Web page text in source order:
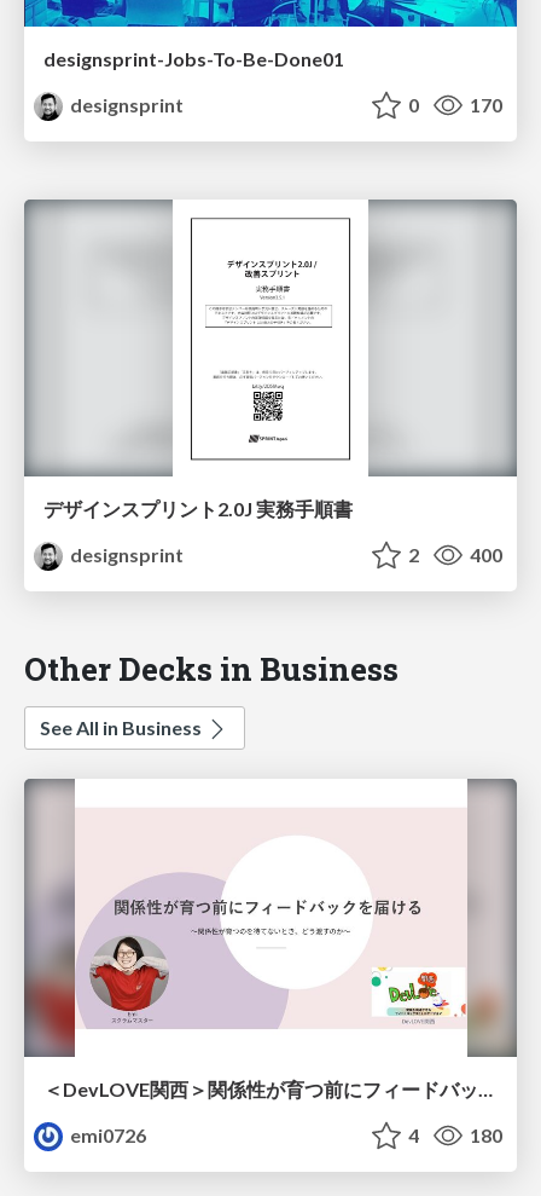
designsprint-Jobs-To-Be-Done01
designsprint
0 170
デザインスプリント2.0J 実務手順書
designsprint
2 400
Other Decks in Business
See All in Business
emi0726
4 180